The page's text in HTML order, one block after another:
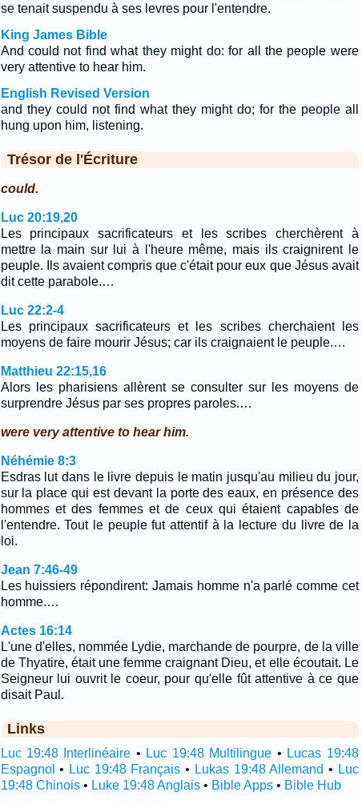
se tenait suspendu à ses levres pour l'entendre.
King James Bible
And could not find what they might do: for all the people were
very attentive to hear him.
English Revised Version
and they could not find what they might do; for the people all
hung upon him, listening.
Trésor de l'Écriture
could.
Luc 20:19,20
Les principaux sacrificateurs et les scribes cherchèrent à
mettre la main sur lui à l'heure même, mais ils craignirent le
peuple. Ils avaient compris que c'était pour eux que Jésus avait
dit cette parabole.…
Luc 22:2-4
Les principaux sacrificateurs et les scribes cherchaient les
moyens de faire mourir Jésus; car ils craignaient le peuple.…
Matthieu 22:15,16
Alors les pharisiens allèrent se consulter sur les moyens de
surprendre Jésus par ses propres paroles.…
were very attentive to hear him.
Néhémie 8:3
Esdras lut dans le livre depuis le matin jusqu'au milieu du jour,
sur la place qui est devant la porte des eaux, en présence des
hommes et des femmes et de ceux qui étaient capables de
l'entendre. Tout le peuple fut attentif à la lecture du livre de la
loi.
Jean 7:46-49
Les huissiers répondirent: Jamais homme n'a parlé comme cet
homme.…
Actes 16:14
L'une d'elles, nommée Lydie, marchande de pourpre, de la ville
de Thyatire, était une femme craignant Dieu, et elle écoutait. Le
Seigneur lui ouvrit le coeur, pour qu'elle fût attentive à ce que
disait Paul.
Links
Luc 19:48 Interlinéaire • Luc 19:48 Multilingue • Lucas 19:48
Espagnol • Luc 19:48 Français • Lukas 19:48 Allemand • Luc
19:48 Chinois• Luke 19:48 Anglais• Bible Apps• Bible Hub